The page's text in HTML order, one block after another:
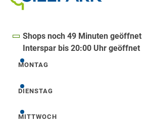
Shops noch 49 Minuten geöffnet
Interspar bis 20:00 Uhr geöffnet
Montag
MONTAG
Dienstag
DIENSTAG
Mittwoch
MITTWOCH